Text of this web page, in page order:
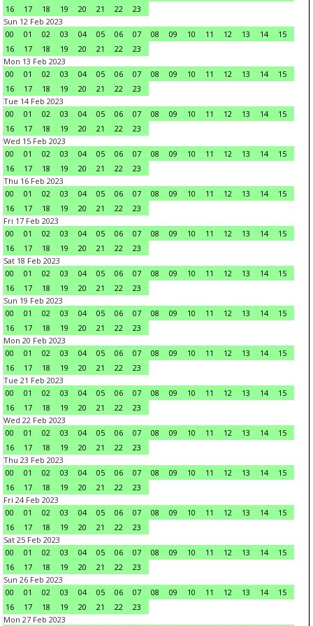
16
17 18 19 20 21 22
23
Sun 12 Feb 2023
00
01 02 03 04 05 06 07 08 09 10 11 12 13 14
15
16
17 18 19 20 21 22
23
Mon 13 Feb 2023
00
01 02 03 04 05 06 07 08 09 10 11 12 13 14
15
16
17 18 19 20 21 22
23
Tue 14 Feb 2023
00
01 02 03 04 05 06 07 08 09 10 11 12 13 14
15
16
17 18 19 20 21 22
23
Wed 15 Feb 2023
00
01 02 03 04 05 06 07 08 09 10 11 12 13 14
15
16
17 18 19 20 21 22
23
Thu 16 Feb 2023
00
01 02 03 04 05 06 07 08 09 10 11 12 13 14
15
16
17 18 19 20 21 22
23
Fri 17 Feb 2023
00
01 02 03 04 05 06 07 08 09 10 11 12 13 14
15
16
17 18 19 20 21 22
23
Sat 18 Feb 2023
00
01 02 03 04 05 06 07 08 09 10 11 12 13 14
15
16
17 18 19 20 21 22
23
Sun 19 Feb 2023
00
01 02 03 04 05 06 07 08 09 10 11 12 13 14
15
16
17 18 19 20 21 22
23
Mon 20 Feb 2023
00
01 02 03 04 05 06 07 08 09 10 11 12 13 14
15
16
17 18 19 20 21 22
23
Tue 21 Feb 2023
00
01 02 03 04 05 06 07 08 09 10 11 12 13 14
15
16
17 18 19 20 21 22
23
Wed 22 Feb 2023
00
01 02 03 04 05 06 07 08 09 10 11 12 13 14
15
16
17 18 19 20 21 22
23
Thu 23 Feb 2023
00
01 02 03 04 05 06 07 08 09 10 11 12 13 14
15
16
17 18 19 20 21 22
23
Fri 24 Feb 2023
00
01 02 03 04 05 06 07 08 09 10 11 12 13 14
15
16
17 18 19 20 21 22
23
Sat 25 Feb 2023
00
01 02 03 04 05 06 07 08 09 10 11 12 13 14
15
16
17 18 19 20 21 22
23
Sun 26 Feb 2023
00
01 02 03 04 05 06 07 08 09 10 11 12 13 14
15
16
17 18 19 20 21 22
23
Mon 27 Feb 2023